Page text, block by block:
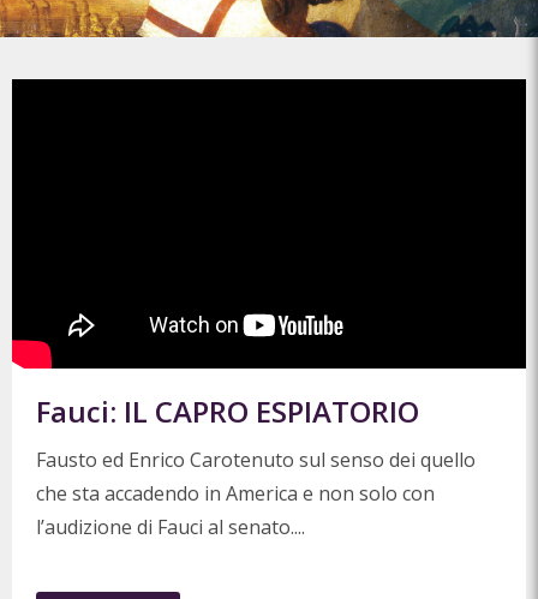
Corso Online: "Master di Formazione
Fauci: IL CAPRO ESPIATORIO
Fausto ed Enrico Carotenuto sul senso dei quello
che sta accadendo in America e non solo con
l’audizione di Fauci al senato.